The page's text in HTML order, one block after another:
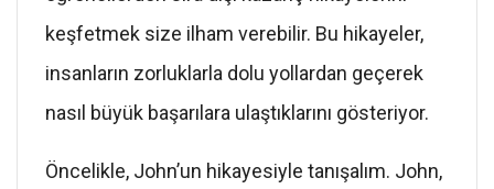
keşfetmek size ilham verebilir. Bu hikayeler,
insanların zorluklarla dolu yollardan geçerek
nasıl büyük başarılara ulaştıklarını gösteriyor.
Öncelikle, John’un hikayesiyle tanışalım. John,